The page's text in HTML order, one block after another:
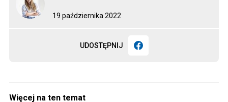
19 października 2022
UDOSTĘPNIJ